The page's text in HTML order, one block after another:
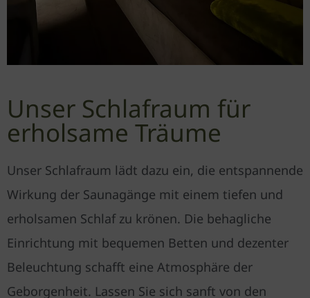
Unser Schlafraum für
erholsame Träume
Unser Schlafraum lädt dazu ein, die entspannende
Wirkung der Saunagänge mit einem tiefen und
erholsamen Schlaf zu krönen. Die behagliche
Einrichtung mit bequemen Betten und dezenter
Beleuchtung schafft eine Atmosphäre der
Geborgenheit. Lassen Sie sich sanft von den